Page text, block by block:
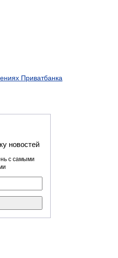
Приватбанка
новостей
с самыми